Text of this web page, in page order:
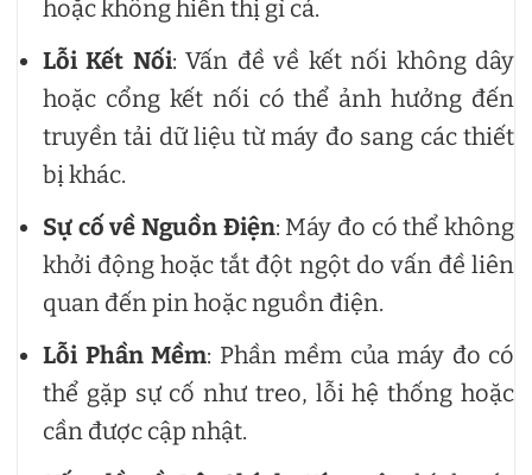
hoặc không hiển thị gì cả.
Lỗi Kết Nối: Vấn đề về kết nối không dây
hoặc cổng kết nối có thể ảnh hưởng đến
truyền tải dữ liệu từ máy đo sang các thiết
bị khác.
Sự cố về Nguồn Điện: Máy đo có thể không
khởi động hoặc tắt đột ngột do vấn đề liên
quan đến pin hoặc nguồn điện.
Lỗi Phần Mềm: Phần mềm của máy đo có
thể gặp sự cố như treo, lỗi hệ thống hoặc
cần được cập nhật.